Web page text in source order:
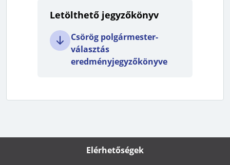
Letölthető jegyzőkönyv
Csörög polgármester-
választás
eredményjegyzőkönyve
Elérhetőségek